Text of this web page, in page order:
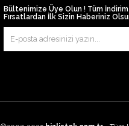
Bültenimize Üye Olun ! Tüm
Fırsatlardan İlk Sizin Haberiniz